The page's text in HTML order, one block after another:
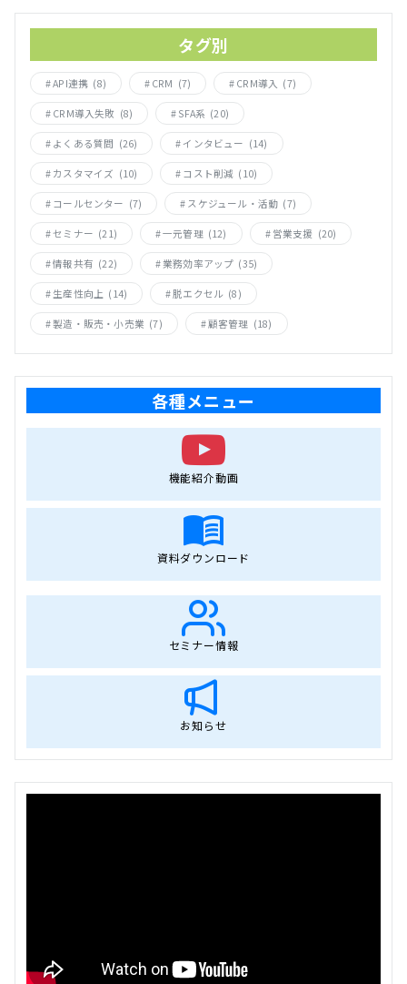
タグ別
API連携 (8) CRM (7) CRM導入 (7)
CRM導入失敗 (8) SFA系 (20)
よくある質問 (26) インタビュー (14)
カスタマイズ (10) コスト削減 (10)
コールセンター (7) スケジュール・活動 (7)
セミナー (21) 一元管理 (12) 営業支援 (20)
情報共有 (22) 業務効率アップ (35)
生産性向上 (14) 脱エクセル (8)
製造・販売・小売業 (7) 顧客管理 (18)
各種メニュー
機能紹介動画
資料ダウンロード
セミナー情報
お知らせ